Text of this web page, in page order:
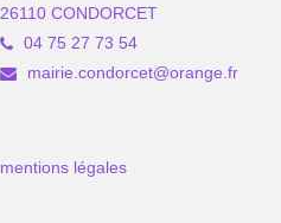
26110 CONDORCET
04 75 27 73 54
mairie.condorcet@orange.fr
mentions légales